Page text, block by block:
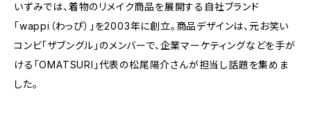
いずみでは、着物のリメイク商品を展開する自社ブランド
「wappi（わっぴ）」を2003年に創立。商品デザインは、元お笑い
コンビ「ザブングル」のメンバーで、企業マーケティングなどを手が
ける「OMATSURI」代表の松尾陽介さんが担当し話題を集めま
した。